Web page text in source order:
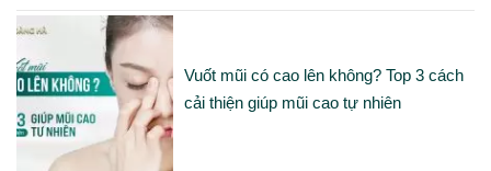
Vuốt mũi có cao lên không? Top 3 cách
cải thiện giúp mũi cao tự nhiên